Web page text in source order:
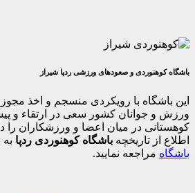
و صعودهای ورزشی ردپا شیراز
با رویکردی منسجم و اخذ مجوز رسمی از
کشور سعی در ارتقاء و پیشبرد
در میان اعضا و ورزشکاران را دارد. شما
تاریخچه باشگاه کوهنوردی ردپابه بخش
نمایید.